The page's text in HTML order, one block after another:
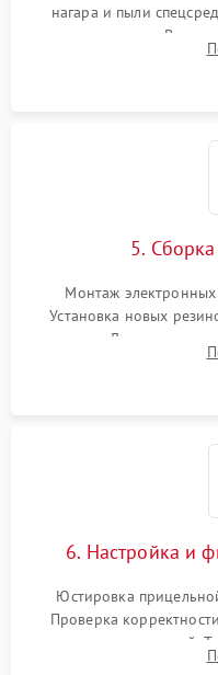
нагара и пыли
замена стекла.
резьбовых элементов
5.
Монтаж электронных
Установка новых
герметика. Для
заполнение инертным
6. Настройка и
Юстировка
Проверка
отсутствия искажений.
стенде для